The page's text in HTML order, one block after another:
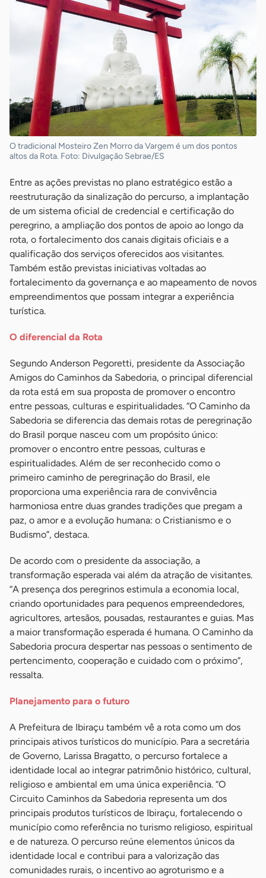
O tradicional Mosteiro Zen Morro da Vargem é um dos pontos
altos da Rota. Foto: Divulgação Sebrae/ES
Entre as ações previstas no plano estratégico estão a
reestruturação da sinalização do percurso, a implantação
de um sistema oficial de credencial e certificação do
peregrino, a ampliação dos pontos de apoio ao longo da
rota, o fortalecimento dos canais digitais oficiais e a
qualificação dos serviços oferecidos aos visitantes.
Também estão previstas iniciativas voltadas ao
fortalecimento da governança e ao mapeamento de novos
empreendimentos que possam integrar a experiência
turística.
O diferencial da Rota
Segundo Anderson Pegoretti, presidente da Associação
Amigos do Caminhos da Sabedoria, o principal diferencial
da rota está em sua proposta de promover o encontro
entre pessoas, culturas e espiritualidades. “O Caminho da
Sabedoria se diferencia das demais rotas de peregrinação
do Brasil porque nasceu com um propósito único:
promover o encontro entre pessoas, culturas e
espiritualidades. Além de ser reconhecido como o
primeiro caminho de peregrinação do Brasil, ele
proporciona uma experiência rara de convivência
harmoniosa entre duas grandes tradições que pregam a
paz, o amor e a evolução humana: o Cristianismo e o
Budismo”, destaca.
De acordo com o presidente da associação, a
transformação esperada vai além da atração de visitantes.
“A presença dos peregrinos estimula a economia local,
criando oportunidades para pequenos empreendedores,
agricultores, artesãos, pousadas, restaurantes e guias. Mas
a maior transformação esperada é humana. O Caminho da
Sabedoria procura despertar nas pessoas o sentimento de
pertencimento, cooperação e cuidado com o próximo”,
ressalta.
Planejamento para o futuro
A Prefeitura de Ibiraçu também vê a rota como um dos
principais ativos turísticos do município. Para a secretária
de Governo, Larissa Bragatto, o percurso fortalece a
identidade local ao integrar patrimônio histórico, cultural,
religioso e ambiental em uma única experiência. “O
Circuito Caminhos da Sabedoria representa um dos
principais produtos turísticos de Ibiraçu, fortalecendo o
município como referência no turismo religioso, espiritual
e de natureza. O percurso reúne elementos únicos da
identidade local e contribui para a valorização das
comunidades rurais, o incentivo ao agroturismo e a